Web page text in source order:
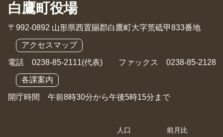
白鷹町役場
〒992-0892 山形県西置賜郡白鷹町大字荒砥甲833番地
アクセスマップ
電話 0238-85-2111(代表) ファックス 0238-85-2128
各課案内
開庁時間 午前8時30分から午後5時15分まで
人口 前月比